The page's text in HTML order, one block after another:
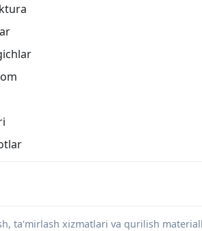
ta'mirlash xizmatlari va qurilish